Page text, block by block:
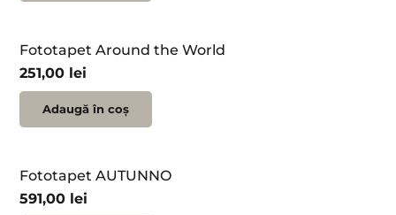
Fototapet Around the World
251,00 lei
Adaugă în coș
Fototapet AUTUNNO
591,00 lei